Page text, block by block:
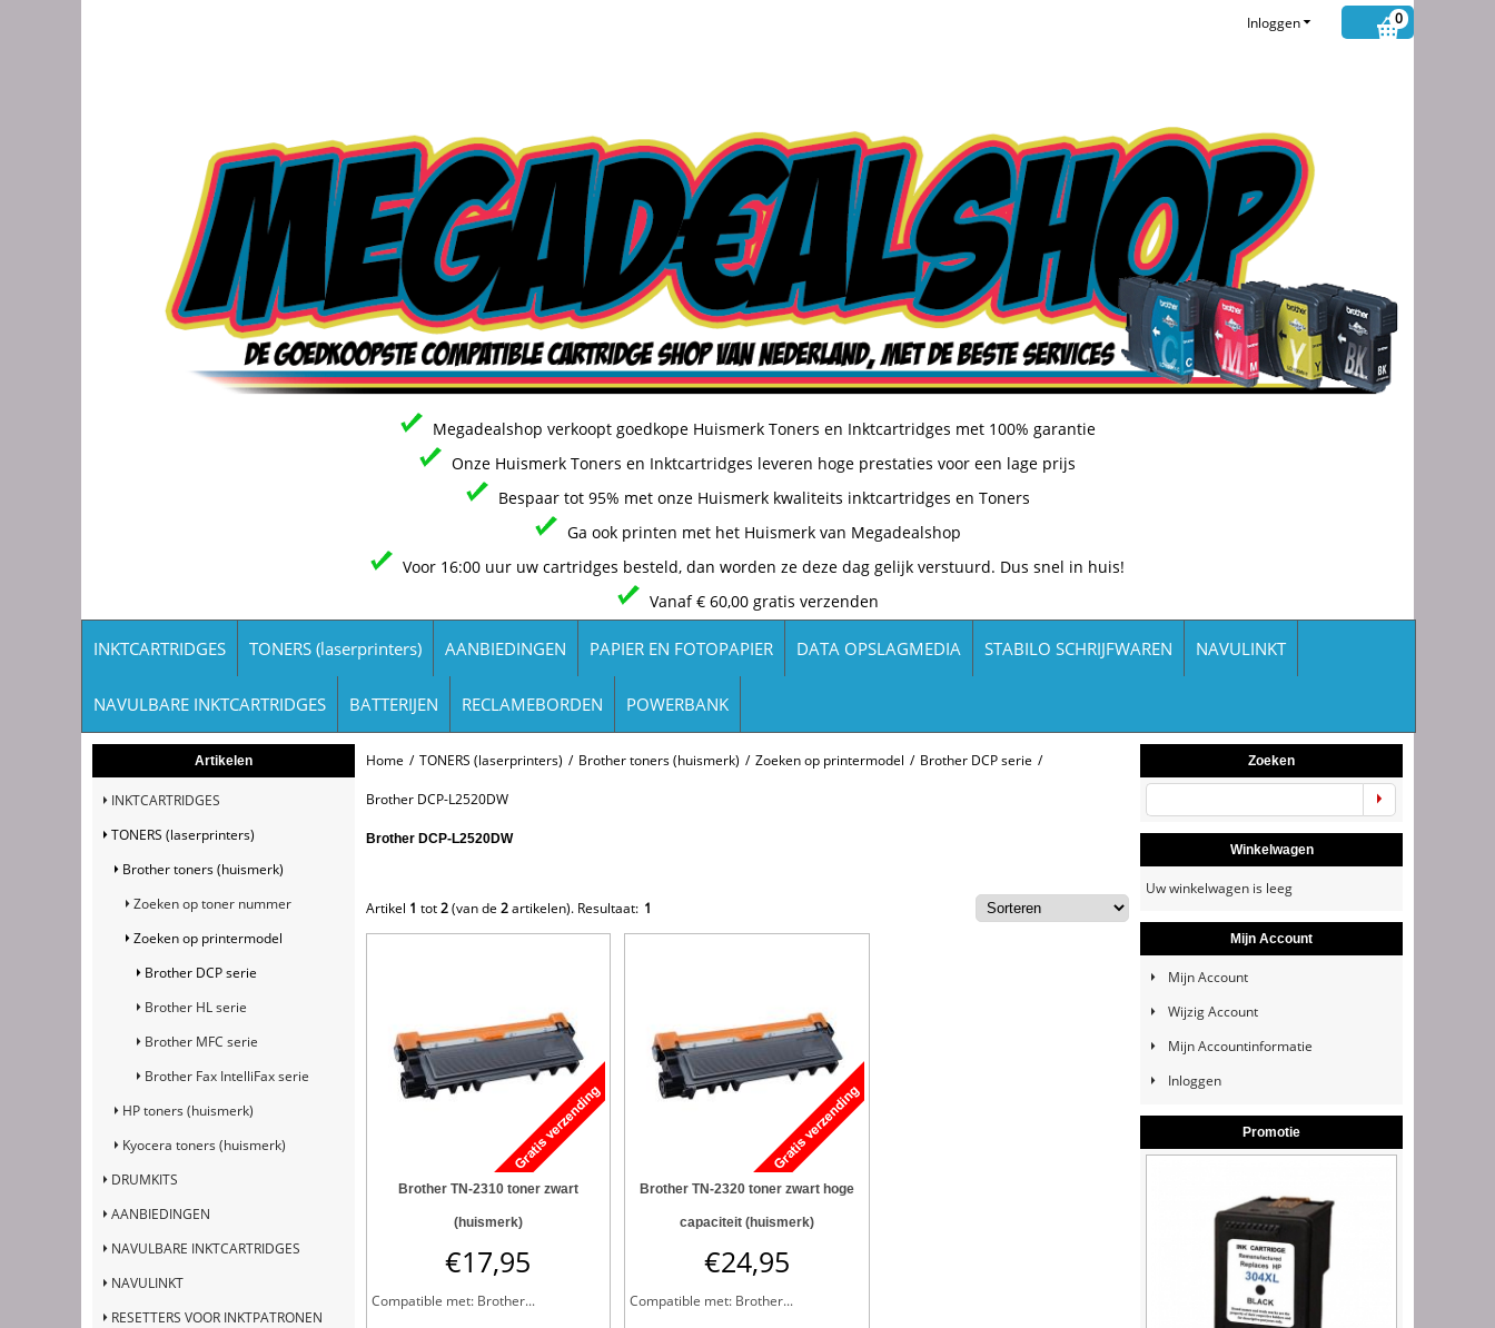
0
Inloggen
Megadealshop verkoopt goedkope Huismerk Toners en Inktcartridges met 100% garantie
Onze Huismerk Toners en Inktcartridges leveren hoge prestaties voor een lage prijs
Bespaar tot 95% met onze Huismerk kwaliteits inktcartridges en Toners
Ga ook printen met het Huismerk van Megadealshop
Voor 16:00 uur uw cartridges besteld, dan worden ze deze dag gelijk verstuurd. Dus snel in huis!
Vanaf € 60,00 gratis verzenden
INKTCARTRIDGES TONERS (laserprinters) AANBIEDINGEN PAPIER EN FOTOPAPIER DATA OPSLAGMEDIA STABILO SCHRIJFWAREN NAVULINKT
NAVULBARE INKTCARTRIDGES BATTERIJEN RECLAMEBORDEN POWERBANK
Artikelen
INKTCARTRIDGES
TONERS (laserprinters)
Brother toners (huismerk)
Zoeken op toner nummer
Zoeken op printermodel
Brother DCP serie
Brother HL serie
Brother MFC serie
Brother Fax IntelliFax serie
HP toners (huismerk)
Kyocera toners (huismerk)
DRUMKITS
AANBIEDINGEN
NAVULBARE INKTCARTRIDGES
NAVULINKT
RESETTERS VOOR INKTPATRONEN
Home / TONERS (laserprinters) / Brother toners (huismerk) / Zoeken op printermodel / Brother DCP serie /
Brother DCP-L2520DW
Brother DCP-L2520DW
Artikel 1 tot2(van de 2artikelen). Resultaat: 1
Brother TN-2310 toner zwart
(huismerk)
€17,95
Compatible met: Brother...
Brother TN-2320 toner zwart hoge
capaciteit (huismerk)
€24,95
Compatible met: Brother...
Zoeken
Winkelwagen
Uw winkelwagen is leeg
Mijn Account
Mijn Account
Wijzig Account
Mijn Accountinformatie
Inloggen
Promotie